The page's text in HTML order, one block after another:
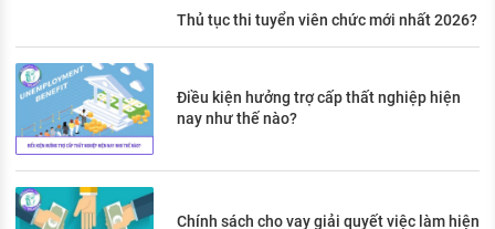
Thủ tục thi tuyển viên chức mới nhất 2026?
Điều kiện hưởng trợ cấp thất nghiệp hiện
nay như thế nào?
Chính sách cho vay giải quyết việc làm hiện